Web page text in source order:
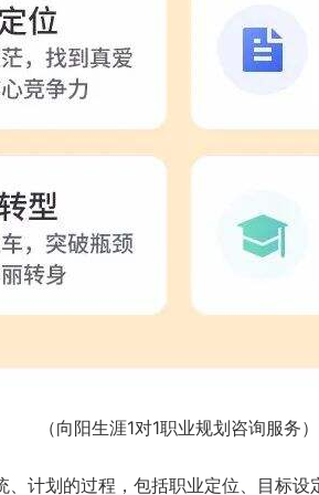
（向阳生涯1对1职业规划咨询服务）
计划的过程，包括职业定位、目标